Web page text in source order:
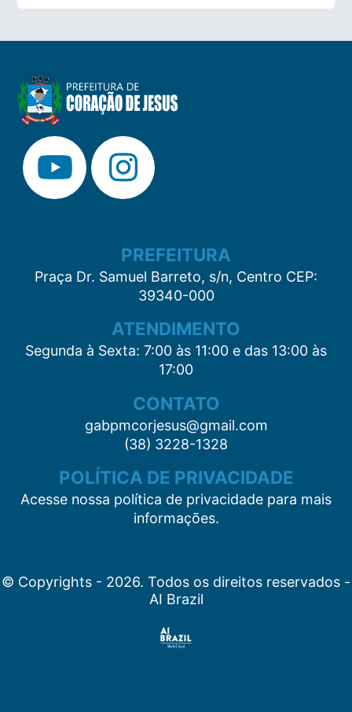
PREFEITURA
Praça Dr. Samuel Barreto, s/n, Centro CEP:
39340-000
ATENDIMENTO
Segunda à Sexta: 7:00 às 11:00 e das 13:00 às
17:00
CONTATO
gabpmcorjesus@gmail.com
(38) 3228-1328
POLÍTICA DE PRIVACIDADE
Acesse nossa política de privacidade para mais
informações.
© Copyrights - 2026. Todos os direitos reservados -
AI Brazil